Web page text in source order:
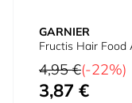
GARNIER
Fructis Hair Food
Precio habitual
4,95 €(-22%)
Precio especial
3,87 €